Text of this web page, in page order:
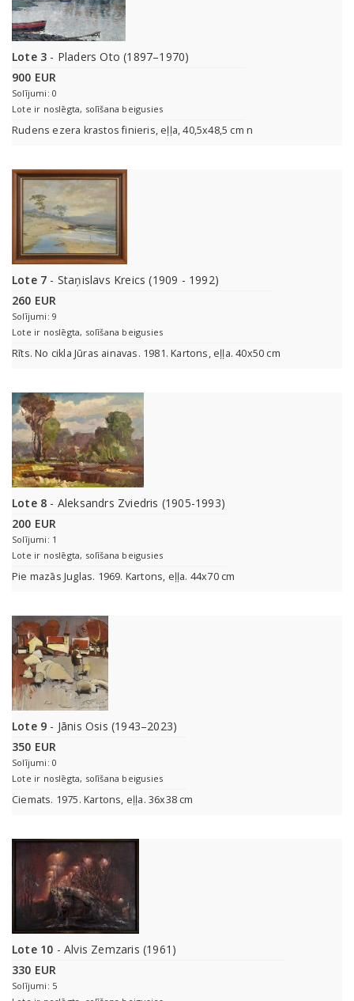
Lote 3 - Pladers Oto (1897–1970)
900 EUR
Solījumi: 0
Lote ir noslēgta, solīšana beigusies
Rudens ezera krastos finieris, eļļa, 40,5x48,5 cm n
Lote 7 - Staņislavs Kreics (1909 - 1992)
260 EUR
Solījumi: 9
Lote ir noslēgta, solīšana beigusies
Rīts. No cikla Jūras ainavas. 1981. Kartons, eļļa. 40x50 cm
Lote 8 - Aleksandrs Zviedris (1905-1993)
200 EUR
Solījumi: 1
Lote ir noslēgta, solīšana beigusies
Pie mazās Juglas. 1969. Kartons, eļļa. 44x70 cm
Lote 9 - Jānis Osis (1943–2023)
350 EUR
Solījumi: 0
Lote ir noslēgta, solīšana beigusies
Ciemats. 1975. Kartons, eļļa. 36x38 cm
Lote 10 - Alvis Zemzaris (1961)
330 EUR
Solījumi: 5